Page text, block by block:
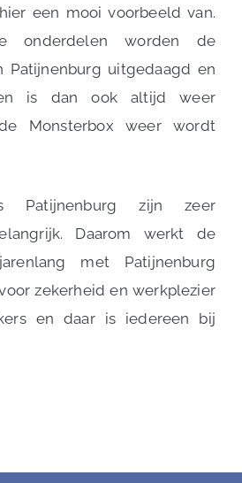
een mooi voorbeeld van.
onderdelen worden de
Patijnenburg uitgedaagd en
is dan ook altijd weer
Monsterbox weer wordt
Patijnenburg zijn zeer
Daarom werkt de
met Patijnenburg
zekerheid en werkplezier
en daar is iedereen bij